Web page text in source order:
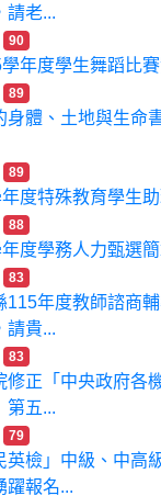
請老...
90
年度學生舞蹈比
89
身體、土地與生命
89
度特殊教育學生
88
度學務人力甄選
83
115年度教師諮商
請貴...
83
修正「中央政府各
第五...
79
英檢」中級、中高
躍報名...